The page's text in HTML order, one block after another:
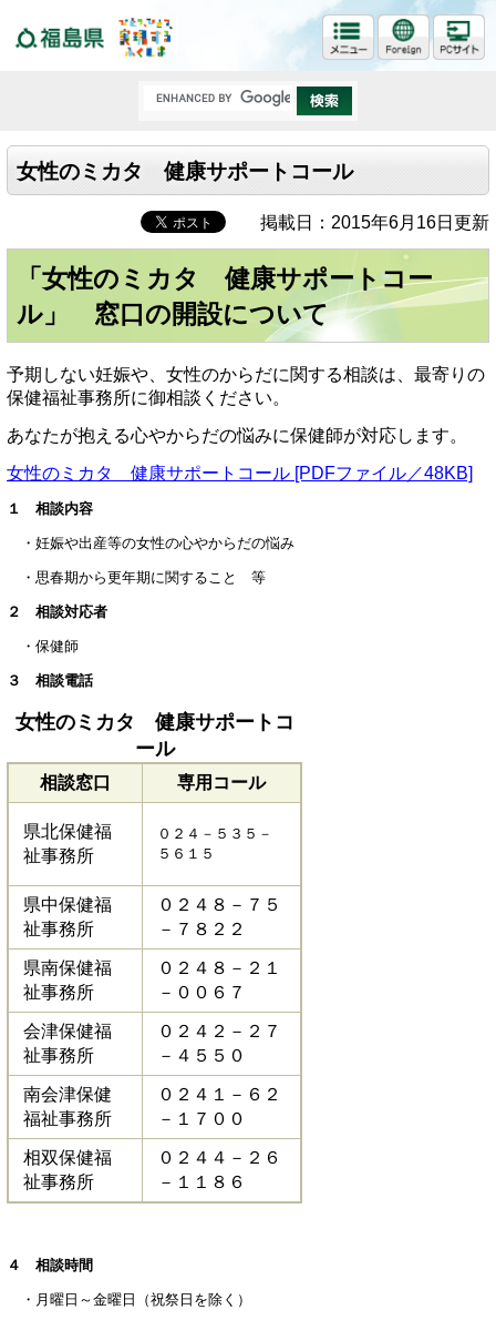
女性のミカタ 健康サポートコール
掲載日：2015年6月16日更新
「女性のミカタ 健康サポートコー
ル」 窓口の開設について
予期しない妊娠や、女性のからだに関する相談は、最寄りの
保健福祉事務所に御相談ください。
あなたが抱える心やからだの悩みに保健師が対応します。
女性のミカタ 健康サポートコール [PDFファイル／48KB]
１ 相談内容
・妊娠や出産等の女性の心やからだの悩み
・思春期から更年期に関すること 等
２ 相談対応者
・保健師
３ 相談電話
女性のミカタ 健康サポートコ
ール
相談窓口 専用コール
県北保健福
祉事務所
０２４－５３５－
５６１５
県中保健福
祉事務所
０２４８－７５
－７８２２
県南保健福
祉事務所
０２４８－２１
－００６７
会津保健福
祉事務所
０２４２－２７
－４５５０
南会津保健
福祉事務所
０２４１－６２
－１７００
相双保健福
祉事務所
０２４４－２６
－１１８６
４ 相談時間
・月曜日～金曜日（祝祭日を除く）